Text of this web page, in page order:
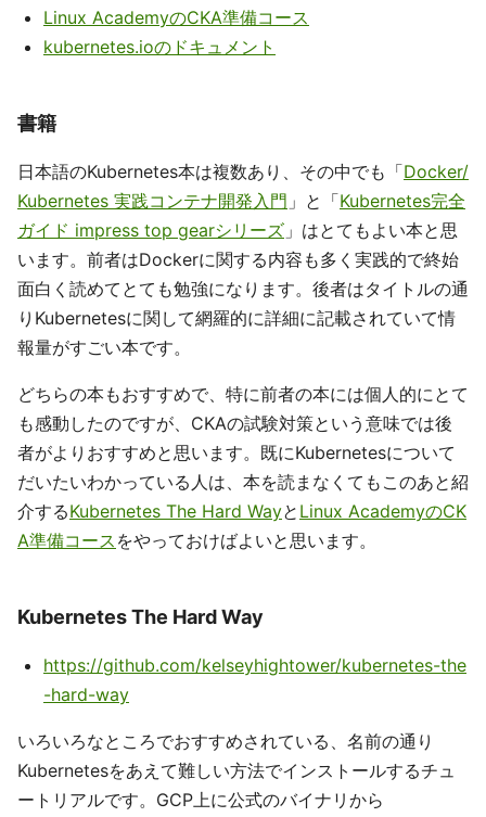
Linux AcademyのCKA準備コース
kubernetes.ioのドキュメント
書籍
日本語のKubernetes本は複数あり、その中でも「Docker/
Kubernetes 実践コンテナ開発入門 」と「Kubernetes完全
ガイド impress top gearシリーズ 」はとてもよい本と思
います。前者はDockerに関する内容も多く実践的で終始
面白く読めてとても勉強になります。後者はタイトルの通
りKubernetesに関して網羅的に詳細に記載されていて情
報量がすごい本です。
どちらの本もおすすめで、特に前者の本には個人的にとて
も感動したのですが、CKAの試験対策という意味では後
者がよりおすすめと思います。既にKubernetesについて
だいたいわかっている人は、本を読まなくてもこのあと紹
介するKubernetes The Hard Wayと Linux AcademyのCK
A準備コース をやっておけばよいと思います。
Kubernetes The Hard Way
https://github.com/kelseyhightower/kubernetes-the
-hard-way
いろいろなところでおすすめされている、名前の通り
Kubernetesをあえて難しい方法でインストールするチュ
ートリアルです。GCP上に公式のバイナリから